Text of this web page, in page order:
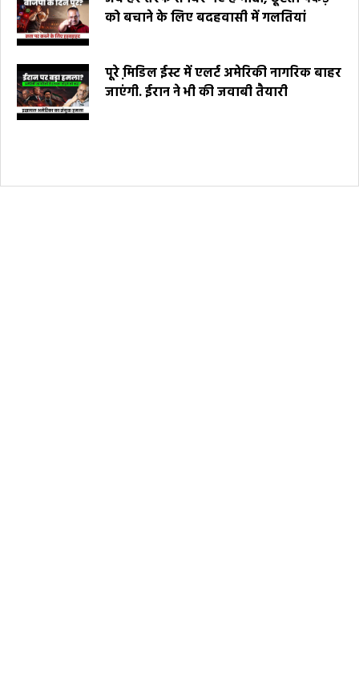
को बचाने के लिए बदहवासी में गलतियां
पूरे मि़डिल ईस्ट में एलर्ट अमेरिकी नागरिक बाहर
जाएंगी. ईरान ने भी की जवाबी तैयारी